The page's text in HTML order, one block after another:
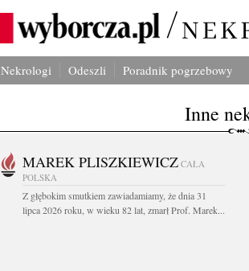
Nekrologi Odeszli Poradnik pogrzebowy
Inne
MAREK PLISZKIEWICZ CAŁA
POLSKA
Z głębokim smutkiem zawiadamiamy, że dnia 31
lipca 2026 roku, w wieku 82 lat, zmarł Prof. Marek...